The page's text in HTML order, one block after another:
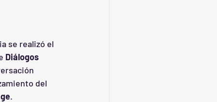
se realizó el
Diálogos
del
.